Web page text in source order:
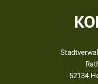
52134